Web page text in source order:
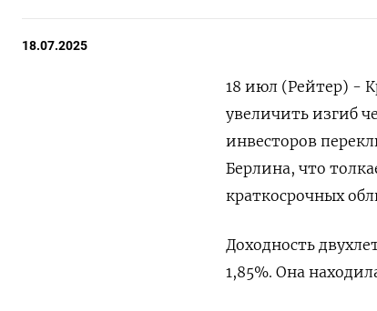
18.07.2025
18 июл (Рейтер) -
увеличить изгиб
инвесторов
Берлина, что
краткосрочных
Доходность
1,85%. Она